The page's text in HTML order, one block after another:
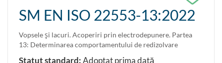
SM EN ISO 22553-13:2022
Vopsele şi lacuri. Acoperiri prin electrodepunere. Partea
13: Determinarea comportamentului de redizolvare
Statut standard:Adoptat prima dată